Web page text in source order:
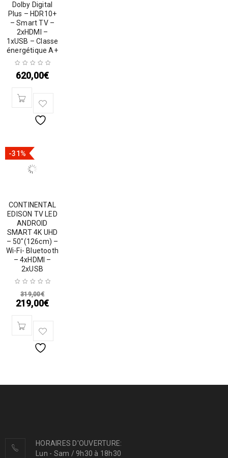
Dolby Digital
Plus – HDR10+
– Smart TV –
2xHDMI –
1xUSB – Classe
énergétique A+
620,00€
-31%
CONTINENTAL
EDISON TV LED
ANDROID
SMART 4K UHD
– 50″(126cm) –
Wi-Fi- Bluetooth
– 4xHDMI –
2xUSB
319,00€
219,00€
HORAIRES D'OUVERTURE:
Lun - Sam / 9h30 à 18h30